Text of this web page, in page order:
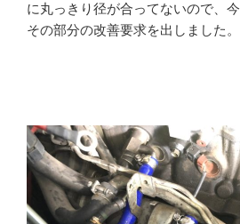
に丸っきり径が合ってないので、
その部分の改善要求を出しました。